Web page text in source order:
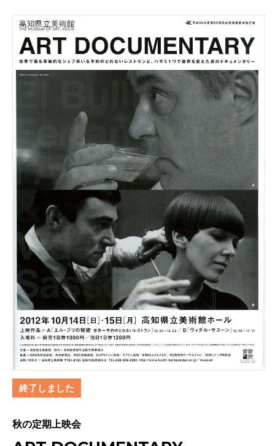
終了しました
秋の定期上映会